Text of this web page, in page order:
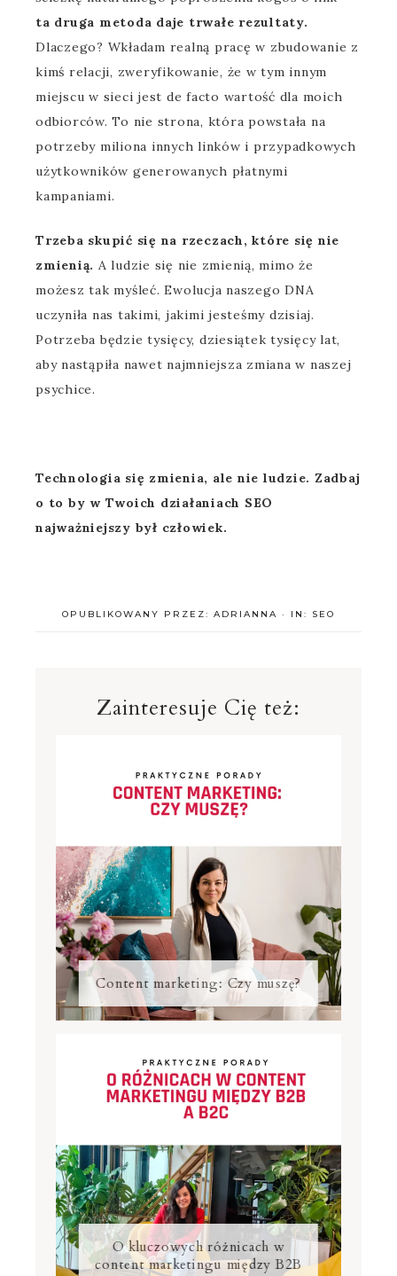
ta druga metoda daje trwałe rezultaty.
Dlaczego? Wkładam realną pracę w zbudowanie z
kimś relacji, zweryfikowanie, że w tym innym
miejscu w sieci jest de facto wartość dla moich
odbiorców. To nie strona, która powstała na
potrzeby miliona innych linków i przypadkowych
użytkowników generowanych płatnymi
kampaniami.
Trzeba skupić się na rzeczach, które się nie
zmienią. A ludzie się nie zmienią, mimo że
możesz tak myśleć. Ewolucja naszego DNA
uczyniła nas takimi, jakimi jesteśmy dzisiaj.
Potrzeba będzie tysięcy, dziesiątek tysięcy lat,
aby nastąpiła nawet najmniejsza zmiana w naszej
psychice.
Technologia się zmienia, ale nie ludzie. Zadbaj
o to by w Twoich działaniach SEO
najważniejszy był człowiek.
OPUBLIKOWANY PRZEZ: ADRIANNA · IN: SEO
Zainteresuje Cię też:
Content marketing: Czy muszę?
O kluczowych różnicach w
content marketingu między B2B